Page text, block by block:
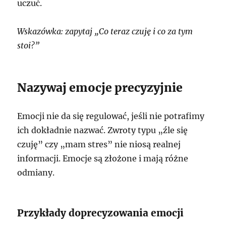
uczuć.
Wskazówka: zapytaj „Co teraz czuję i co za tym
stoi?”
Nazywaj emocje precyzyjnie
Emocji nie da się regulować, jeśli nie potrafimy
ich dokładnie nazwać. Zwroty typu „źle się
czuję” czy „mam stres” nie niosą realnej
informacji. Emocje są złożone i mają różne
odmiany.
Przykłady doprecyzowania emocji